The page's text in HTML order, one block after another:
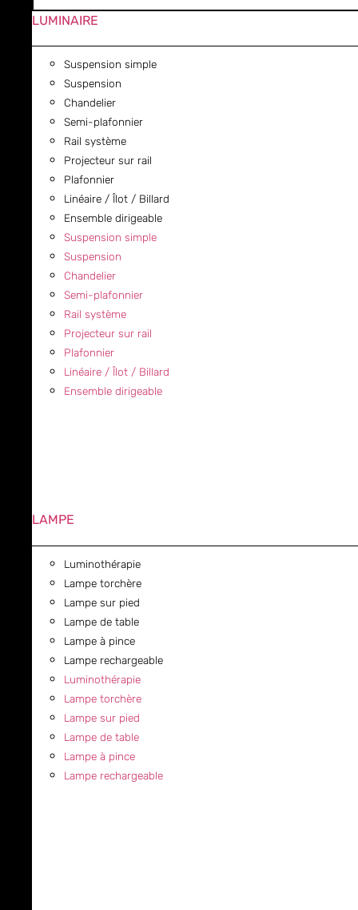
LUMINAIRE
Suspension simple
Suspension
Chandelier
Semi-plafonnier
Rail système
Projecteur sur rail
Plafonnier
Linéaire / Îlot / Billard
Ensemble dirigeable
Suspension simple
Suspension
Chandelier
Semi-plafonnier
Rail système
Projecteur sur rail
Plafonnier
Linéaire / Îlot / Billard
Ensemble dirigeable
LAMPE
Luminothérapie
Lampe torchère
Lampe sur pied
Lampe de table
Lampe à pince
Lampe rechargeable
Luminothérapie
Lampe torchère
Lampe sur pied
Lampe de table
Lampe à pince
Lampe rechargeable